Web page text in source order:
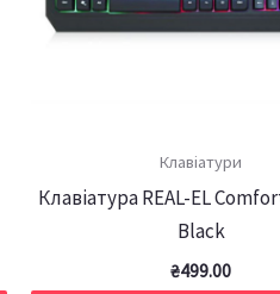
Клавіатури
Клавіатура REAL-EL
Black
₴499.00